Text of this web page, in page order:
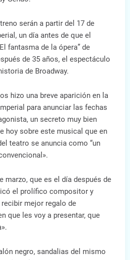
serán a partir del 17 de
un día antes de que el
fantasma de la ópera” de
de 35 años, el espectáculo
de Broadway.
hizo una breve aparición en la
para anunciar las fechas
un secreto muy bien
hoy sobre este musical que en
teatro se anuncia como “un
marzo, que es el día después de
el prolífico compositor y
mejor regalo de
que les voy a presentar, que
negro, sandalias del mismo